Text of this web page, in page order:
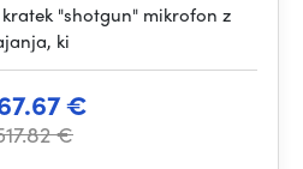
"shotgun" mikrofon z
ki
€
€